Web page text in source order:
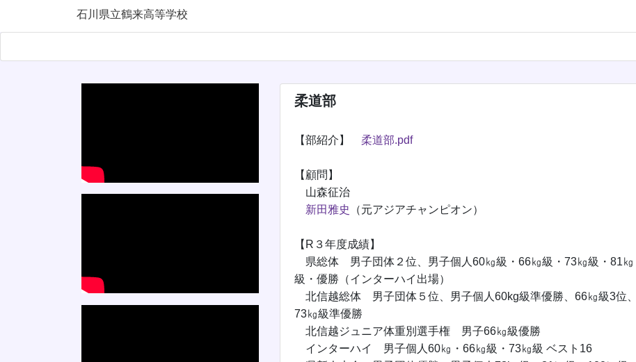
石川県立鶴来高等学校
柔道部
【部紹介】 柔道部.pdf
【顧問】
山森征治
新田雅史
（元アジアチャンピオン）
【R３年度成績】
県総体 男子団体２位、男子個人60㎏級・66㎏級・73㎏級・81㎏
級・優勝（インターハイ出場）
北信越総体 男子団体５位、男子個人60kg級準優勝、66㎏級3位、
73㎏級準優勝
北信越ジュニア体重別選手権 男子66㎏級優勝
インターハイ 男子個人60㎏・66㎏級・73㎏級 ベスト16